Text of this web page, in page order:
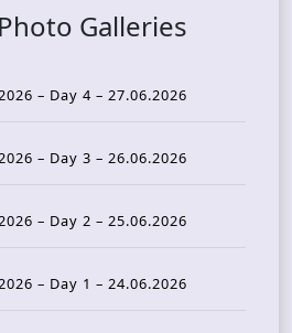
Galleries
– Day 4 – 27.06.2026
– Day 3 – 26.06.2026
– Day 2 – 25.06.2026
– Day 1 – 24.06.2026